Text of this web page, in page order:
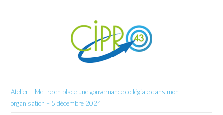
Atelier – Mettre en place une gouvernance collégiale dans mon
organisation – 5 décembre 2024